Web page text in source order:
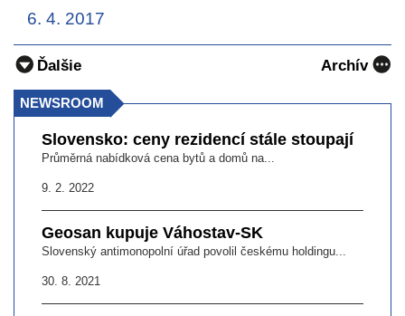
6. 4. 2017
Ďalšie Archív
NEWSROOM
Slovensko: ceny rezidencí stále stoupají
Průměrná nabídková cena bytů a domů na...
9. 2. 2022
Geosan kupuje Váhostav-SK
Slovenský antimonopolní úřad povolil českému holdingu...
30. 8. 2021